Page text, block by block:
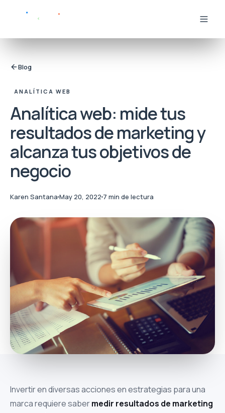
Blog
ANALÍTICA WEB
Analítica web: mide tus
resultados de marketing y
alcanza tus objetivos de
negocio
Karen Santana May 20, 2022 7 min de lectura
Invertir en diversas accionesen estrategias para una
marcarequiere sabermedir resultados de marketing